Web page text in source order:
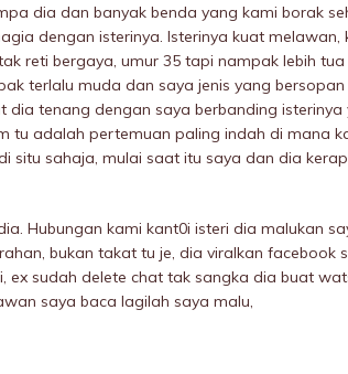
dia dan banyak benda yang kami borak
dengan isterinya. Isterinya kuat meIawan,
reti bergaya, umur 35 tapi nampak lebih
terlalu muda dan saya jenis yang
dia tenang dengan saya berbanding
tu adalah pertemuan paling indah di mana
situ sahaja, mulai saat itu saya dan dia
Hubungan kami kant0i isteri dia malukan
bukan takat tu je, dia viralkan facebook
ex sudah delete chat tak sangka dia buat
saya baca lagiIah saya malu,